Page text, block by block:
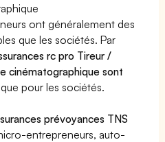
ont généralement des
que les sociétés. Par
rc pro Tireur /
cinématographique sont
que pour les sociétés.
prévoyances TNS
entrepreneurs, auto-